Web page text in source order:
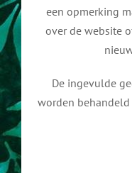
Aanmelden als
Documentatie
Over ons
Contact
een opmerking
over de website
De ingevulde
worden